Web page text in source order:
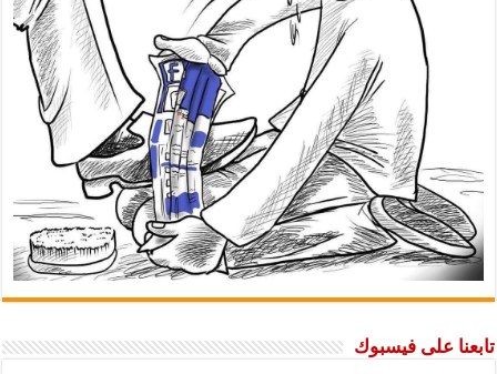
تابعنا على فيسبوك